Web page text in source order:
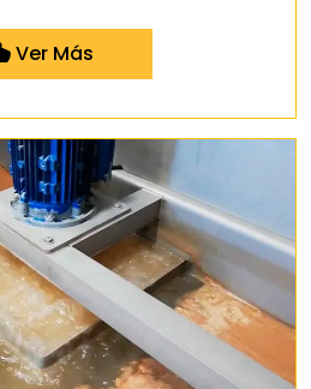
Ver Más